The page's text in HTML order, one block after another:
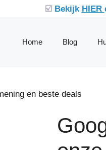
☑️ Bekijk HIER
Home Blog
en beste deals